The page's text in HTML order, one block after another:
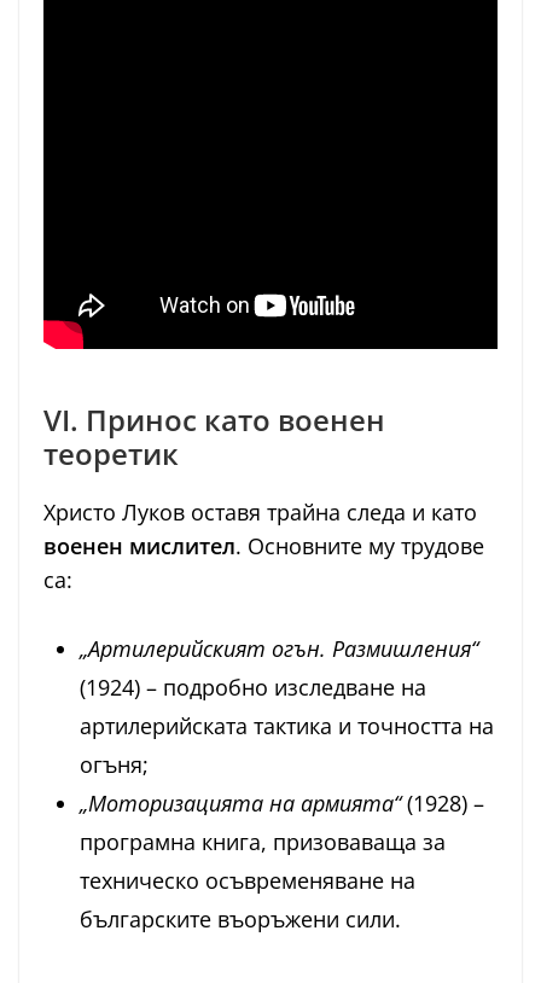
VI. Принос като военен
теоретик
Христо Луков оставя трайна следа и като
военен мислител. Основните му трудове
са:
„Артилерийският огън. Размишления“
(1924) – подробно изследване на
артилерийската тактика и точността на
огъня;
„Моторизацията на армията“(1928) –
програмна книга, призоваваща за
техническо осъвременяване на
българските въоръжени сили.